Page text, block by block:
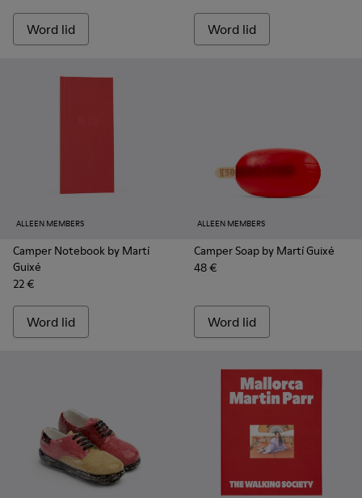
Word lid Word lid
ALLEEN MEMBERS
Camper Notebook by Martí
Guixé
22 €
Word lid
ALLEEN MEMBERS
Camper Soap by Martí Guixé
48 €
Word lid